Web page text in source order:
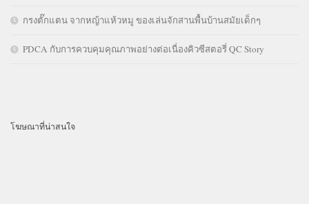
กรงตั๊กแตน จากหญ้าแห้วหมู ของเล่นจักสานพื้นบ้านสมัยเด็กๆ
PDCA กับการควบคุมคุณภาพอย่างต่อเนื่องคิวซีสตอรี่ QC Story
โฆษณาที่น่าสนใจ